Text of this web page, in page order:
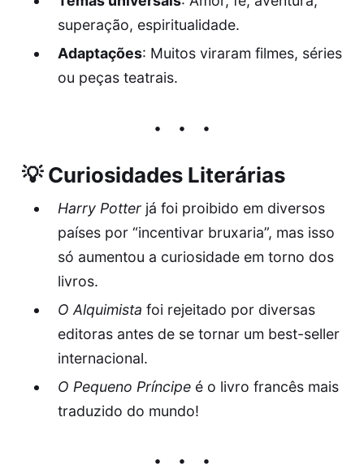
superação, espiritualidade.
Adaptações: Muitos viraram filmes, séries
ou peças teatrais.
💡 Curiosidades Literárias
Harry Potterjá foi proibido em diversos
países por “incentivar bruxaria”, mas isso
só aumentou a curiosidade em torno dos
livros.
O Alquimista foi rejeitado por diversas
editoras antes de se tornar um best-seller
internacional.
O Pequeno Príncipeé o livro francês mais
traduzido do mundo!